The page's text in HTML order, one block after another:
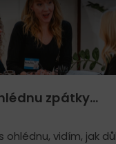
zpátky…
ohlédnu, vidím, jak